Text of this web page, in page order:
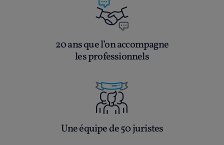
20 ans que l’on accompagne
les professionnels
Une équipe de 50 juristes